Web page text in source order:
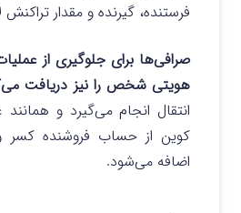
فرستنده، گیرنده و مقدار
صرافی‌ها برای جلوگیری از
هویتی شخص را نیز دریافت
انتقال انجام می‌گیرد و
کوین از حساب فروشنده کسر
اضافه می‌شود.